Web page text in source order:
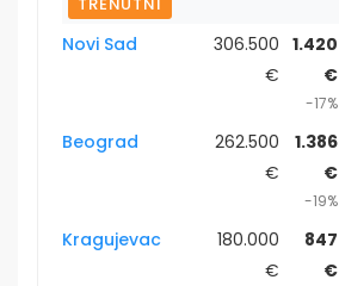
Novi Sad
306.500
€
1.420
€
-17%
Beograd
262.500
€
1.386
€
-19%
Kragujevac
180.000
€
847
€